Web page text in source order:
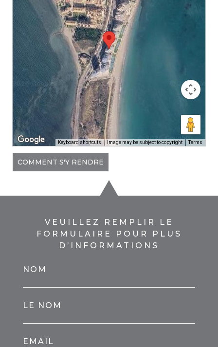
Keyboard shortcuts Image may be subject to copyright Terms
COMMENT S'Y RENDRE
VEUILLEZ REMPLIR LE
FORMULAIRE POUR PLUS
D’INFORMATIONS
NOM
LE NOM
EMAIL